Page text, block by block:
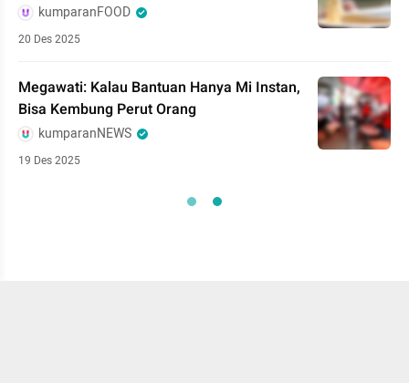
kumparanFOOD
20 Des 2025
Megawati: Kalau Bantuan Hanya Mi Instan,
Bisa Kembung Perut Orang
kumparanNEWS
19 Des 2025